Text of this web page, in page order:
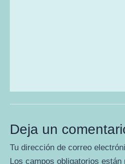
Deja un
Tu dirección de correo
Los campos obligatorios están